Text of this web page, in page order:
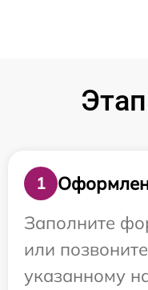
1
Заполните
или
указанному